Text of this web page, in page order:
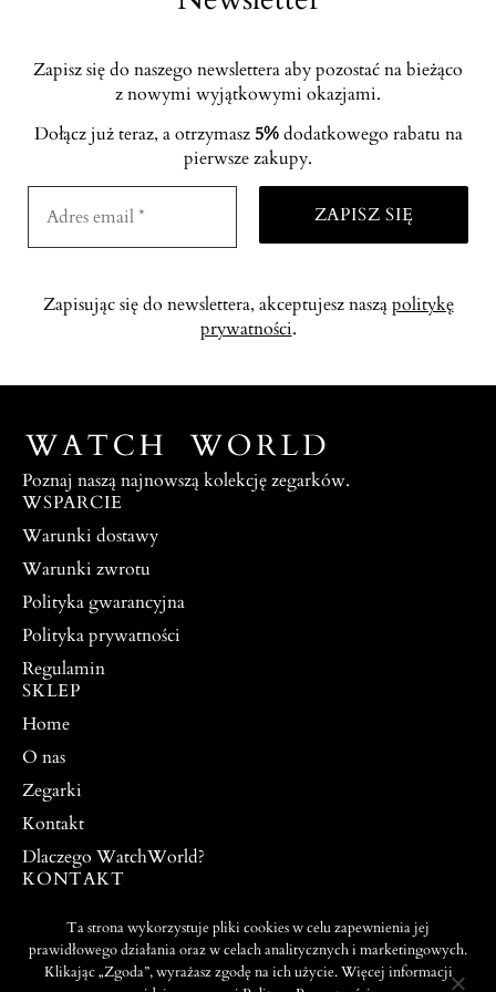
Zapisz się do naszego newslettera aby pozostać na bieżąco
z nowymi wyjątkowymi okazjami.
Dołącz już teraz, a otrzymasz 5%dodatkowego rabatu na
pierwsze zakupy.
Zapisując się do newslettera, akceptujesz nasząpolitykę
prywatności.
Poznaj naszą najnowszą kolekcję zegarków.
WSPARCIE
Warunki dostawy
Warunki zwrotu
Polityka gwarancyjna
Polityka prywatności
Regulamin
SKLEP
Home
O nas
Zegarki
Kontakt
Dlaczego WatchWorld?
KONTAKT
504 917 976
Ta strona wykorzystuje pliki cookies w celu zapewnienia jej
prawidłowego działania oraz w celach analitycznych i marketingowych.
Klikając „Zgoda”, wyrażasz zgodę na ich użycie. Więcej informacji